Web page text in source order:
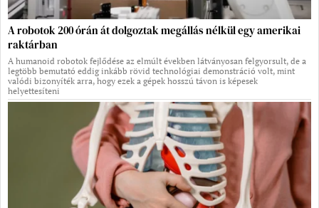
A robotok 200 órán át dolgoztak megállás nélkül egy amerikai
raktárban
A humanoid robotok fejlődése az elmúlt években látványosan felgyorsult, de a
legtöbb bemutató eddig inkább rövid technológiai demonstráció volt, mint
valódi bizonyíték arra, hogy ezek a gépek hosszú távon is képesek
helyettesíteni